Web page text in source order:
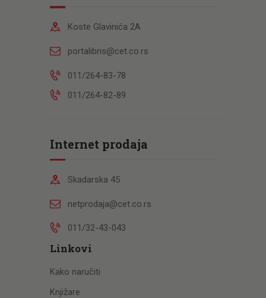
Koste Glavinića 2A
portalibris@cet.co.rs
011/264-83-78
011/264-82-89
Internet prodaja
Skadarska 45
netprodaja@cet.co.rs
011/32-43-043
Linkovi
Kako naručiti
Knjižare